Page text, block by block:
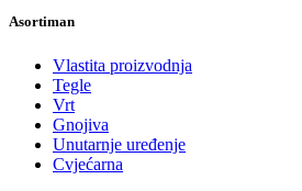
Asortiman
Vlastita proizvodnja
Tegle
Vrt
Gnojiva
Unutarnje uređenje
Cvjećarna